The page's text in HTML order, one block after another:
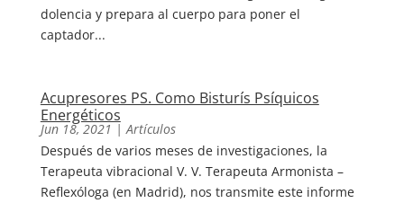
dolencia y prepara al cuerpo para poner el
captador...
Acupresores PS. Como Bisturís Psíquicos
Energéticos
Jun 18, 2021 |Artículos
Después de varios meses de investigaciones, la
Terapeuta vibracional V. V. Terapeuta Armonista –
Reflexóloga (en Madrid), nos transmite este informe